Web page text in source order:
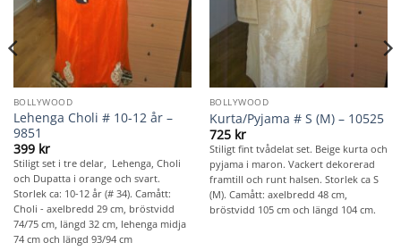
BOLLYWOOD
Lehenga Choli # 10-12 år –
9851
399 kr
Stiligt set i tre delar, Lehenga, Choli
och Dupatta i orange och svart.
Storlek ca: 10-12 år (# 34). Camått:
Choli - axelbredd 29 cm, bröstvidd
74/75 cm, längd 32 cm, lehenga midja
74 cm och längd 93/94 cm
BOLLYWOOD
Kurta/Pyjama # S (M) – 10525
725 kr
Stiligt fint tvådelat set. Beige kurta och
pyjama i maron. Vackert dekorerad
framtill och runt halsen. Storlek ca S
(M). Camått: axelbredd 48 cm,
bröstvidd 105 cm och längd 104 cm.